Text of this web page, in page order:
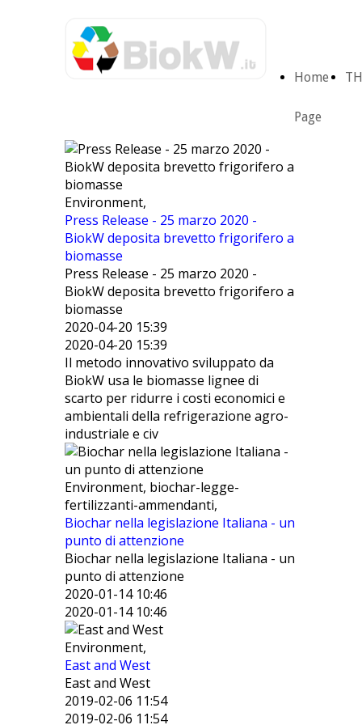
Home
Page
Environment,
Press Release - 25 marzo 2020 -
BiokW deposita brevetto frigorifero a
biomasse
Press Release - 25 marzo 2020 -
BiokW deposita brevetto frigorifero a
biomasse
2020-04-20 15:39
2020-04-20 15:39
Il metodo innovativo sviluppato da
BiokW usa le biomasse lignee di
scarto per ridurre i costi economici e
ambientali della refrigerazione agro-
industriale e civ
Environment, biochar-legge-
fertilizzanti-ammendanti,
Biochar nella legislazione Italiana - un
punto di attenzione
Biochar nella legislazione Italiana - un
punto di attenzione
2020-01-14 10:46
2020-01-14 10:46
Environment,
East and West
East and West
2019-02-06 11:54
2019-02-06 11:54